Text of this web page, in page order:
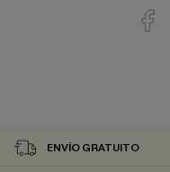
ENVÍO GRATUITO